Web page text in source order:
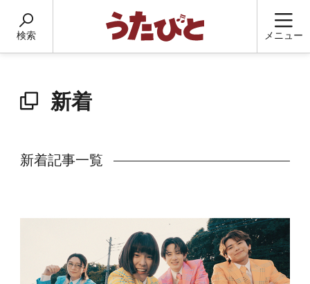
検索 メニュー
新着
新着記事一覧